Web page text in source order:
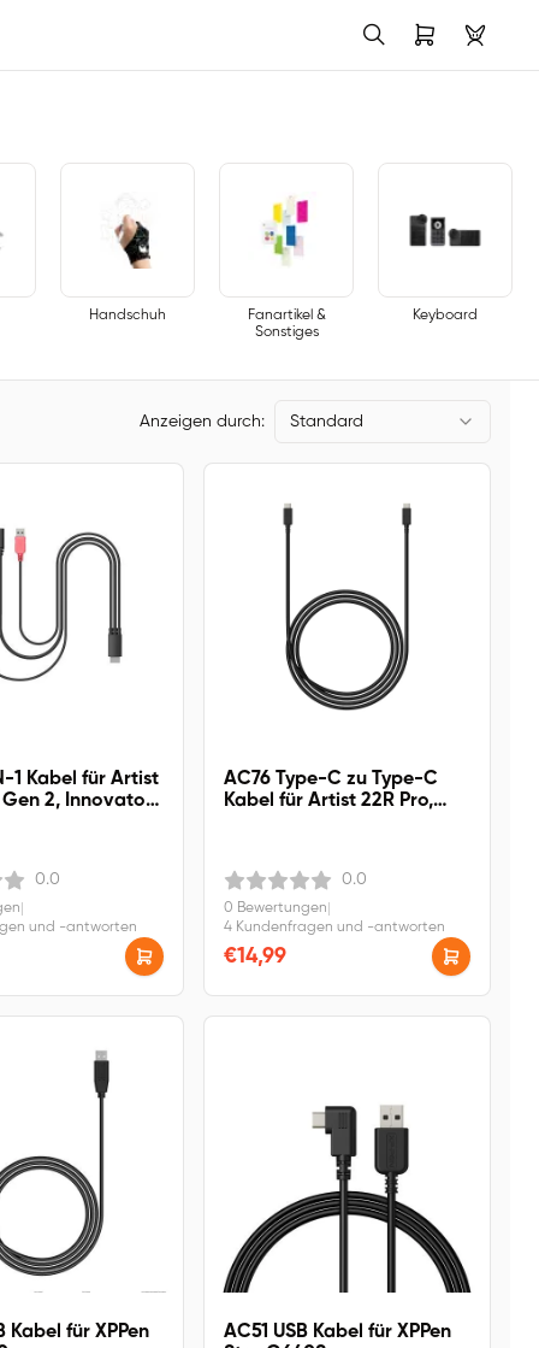
Handschuh
Fanartikel &
Sonstiges
Keyboard
Anzeigen durch: Standard
1 Kabel für Artist
Gen 2, Innovator
16, Artist
0.0
und -antworten
AC76 Type-C zu Type-C
Kabel für Artist 22R Pro,
0.0
0 Bewertungen
4 Kundenfragen und -antworten
€14,99
Kabel für XPPen
AC51 USB Kabel für XPPen